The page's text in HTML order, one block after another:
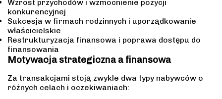
Wzrost przychodów i wzmocnienie pozycji
konkurencyjnej
Sukcesja w firmach rodzinnych i uporządkowanie
właścicielskie
Restrukturyzacja finansowa i poprawa dostępu do
finansowania
Motywacja strategiczna a finansowa
Za transakcjami stoją zwykle dwa typy nabywców o
różnych celach i oczekiwaniach: